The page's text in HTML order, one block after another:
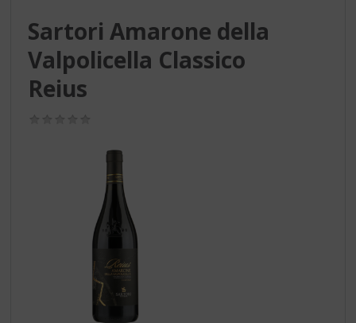
Sartori Amarone della
Valpolicella Classico
Reius